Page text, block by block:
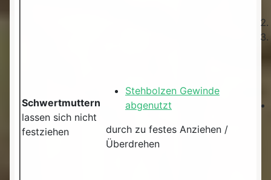
Schwertmuttern
lassen sich nicht
festziehen
Stehbolzen Gewinde
abgenutzt
durch zu festes Anziehen /
Überdrehen